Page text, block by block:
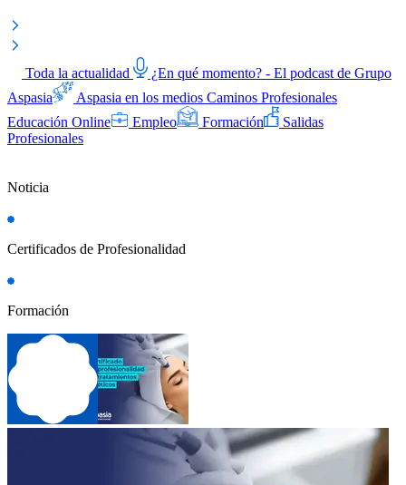
Toda la actualidad
¿En qué momento? - El podcast de Grupo
Aspasia
Aspasia en los medios Caminos Profesionales
Educación Online
Empleo Formación
Salidas
Profesionales
Noticia
Certificados de Profesionalidad
Formación